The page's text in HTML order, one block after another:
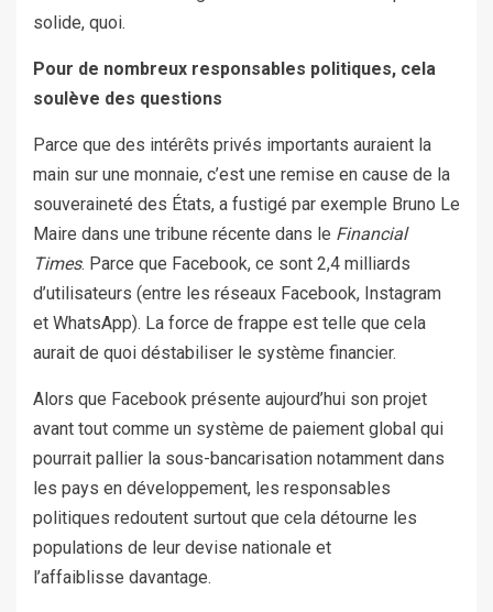
solide, quoi.
Pour de nombreux responsables politiques, cela
soulève des questions
Parce que des intérêts privés importants auraient la
main sur une monnaie, c’est une remise en cause de la
souveraineté des États, a fustigé par exemple Bruno Le
Maire dans une tribune récente dans le Financial
Times. Parce que Facebook, ce sont 2,4 milliards
d’utilisateurs (entre les réseaux Facebook, Instagram
et WhatsApp). La force de frappe est telle que cela
aurait de quoi déstabiliser le système financier.
Alors que Facebook présente aujourd’hui son projet
avant tout comme un système de paiement global qui
pourrait pallier la sous-bancarisation notamment dans
les pays en développement, les responsables
politiques redoutent surtout que cela détourne les
populations de leur devise nationale et
l’affaiblisse davantage.